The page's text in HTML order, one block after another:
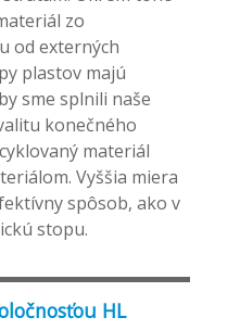
zo
od externých
plastov majú
sme splnili naše
konečného
materiál
Vyššia miera
spôsob, ako v
stopu.
HL